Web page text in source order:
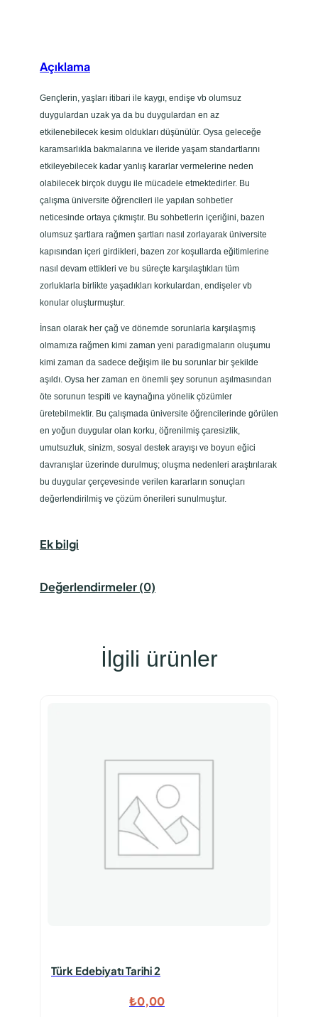
e
a
d
e
t
Açıklama
Gençlerin, yaşları itibari ile kaygı, endişe vb olumsuz
duygulardan uzak ya da bu duygulardan en az
etkilenebilecek kesim oldukları düşünülür. Oysa geleceğe
karamsarlıkla bakmalarına ve ileride yaşam standartlarını
etkileyebilecek kadar yanlış kararlar vermelerine neden
olabilecek birçok duygu ile mücadele etmektedirler. Bu
çalışma üniversite öğrencileri ile yapılan sohbetler
neticesinde ortaya çıkmıştır. Bu sohbetlerin içeriğini, bazen
olumsuz şartlara rağmen şartları nasıl zorlayarak üniversite
kapısından içeri girdikleri, bazen zor koşullarda eğitimlerine
nasıl devam ettikleri ve bu süreçte karşılaştıkları tüm
zorluklarla birlikte yaşadıkları korkulardan, endişeler vb
konular oluşturmuştur.
İnsan olarak her çağ ve dönemde sorunlarla karşılaşmış
olmamıza rağmen kimi zaman yeni paradigmaların oluşumu
kimi zaman da sadece değişim ile bu sorunlar bir şekilde
aşıldı. Oysa her zaman en önemli şey sorunun aşılmasından
öte sorunun tespiti ve kaynağına yönelik çözümler
üretebilmektir. Bu çalışmada üniversite öğrencilerinde görülen
en yoğun duygular olan korku, öğrenilmiş çaresizlik,
umutsuzluk, sinizm, sosyal destek arayışı ve boyun eğici
davranışlar üzerinde durulmuş; oluşma nedenleri araştırılarak
bu duygular çerçevesinde verilen kararların sonuçları
değerlendirilmiş ve çözüm önerileri sunulmuştur.
Ek bilgi
Değerlendirmeler (0)
İlgili ürünler
Türk Edebiyatı Tarihi 2
₺0,00